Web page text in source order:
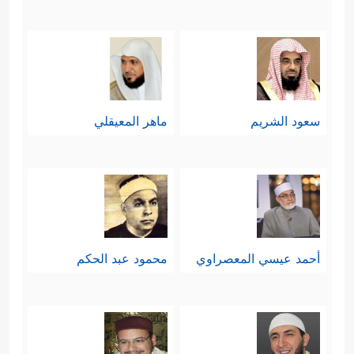
یَتَّقُونَۚ إِنَّ ٱللَّهَ بِكُلِّ شَیۡءٍ عَلِیمٌ﴾ ﴿۞ وَمَا كَانَ
ٱلۡمُؤۡمِنُونَ لِیَنفِرُواْ كَاۤفَّةࣰۚ فَلَوۡلَا نَفَرَ مِن كُلِّ فِرۡقَةࣲ مِّنۡهُمۡ
طَاۤىِٕفَةࣱ لِّیَتَفَقَّهُواْ فِی ٱلدِّینِ وَلِیُنذِرُواْ قَوۡمَهُمۡ إِذَا رَجَعُوۤاْ
رابعًا: أوجَبَ الله على أغنياء هذه الأمة
الزكاة وأداء الحقوق المالية لمُستحقِّيها؛
﴿خُذۡ مِنۡ أَمۡوَ ٰ⁠لِهِمۡ صَدَقَةࣰ تُطَهِّرُهُمۡ وَتُزَكِّیهِم بِهَا﴾
سعود الشريم ماهر المعيقلي
أحمد عيسي المعصراوي محمود عبد الحكم